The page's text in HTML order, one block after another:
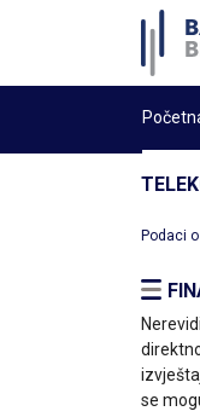
Podaci
se